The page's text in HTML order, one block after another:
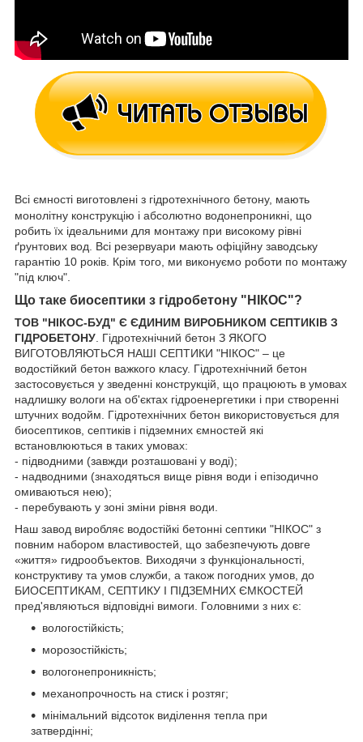
Всі ємності виготовлені з гідротехнічного бетону, мають
монолітну конструкцію і абсолютно водонепроникні, що
робить їх ідеальними для монтажу при високому рівні
ґрунтових вод. Всі резервуари мають офіційну заводську
гарантію 10 років. Крім того, ми виконуємо роботи по монтажу
"під ключ".
Що таке биосептики з гідробетону "НІКОС"?
ТОВ "НІКОС-БУД" Є ЄДИНИМ ВИРОБНИКОМ СЕПТИКІВ З
ГІДРОБЕТОНУ. Гідротехнічний бетон З ЯКОГО
ВИГОТОВЛЯЮТЬСЯ НАШІ СЕПТИКИ "НІКОС" – це
водостійкий бетон важкого класу. Гідротехнічний бетон
застосовується у зведенні конструкцій, що працюють в умовах
надлишку вологи на об'єктах гідроенергетики і при створенні
штучних водойм. Гідротехнічних бетон використовується для
биосептиков, септиків і підземних ємностей які
встановлюються в таких умовах:
- підводними (завжди розташовані у воді);
- надводними (знаходяться вище рівня води і епізодично
омиваються нею);
- перебувають у зоні зміни рівня води.
Наш завод виробляє водостійкі бетонні септики "НІКОС" з
повним набором властивостей, що забезпечують довге
«життя» гидрообъектов. Виходячи з функціональності,
конструктиву та умов служби, а також погодних умов, до
БИОСЕПТИКАМ, СЕПТИКУ І ПІДЗЕМНИХ ЄМКОСТЕЙ
пред'являються відповідні вимоги. Головними з них є:
вологостійкість;
морозостійкість;
вологонепроникність;
механопрочность на стиск і розтяг;
мінімальний відсоток виділення тепла при
затвердінні;